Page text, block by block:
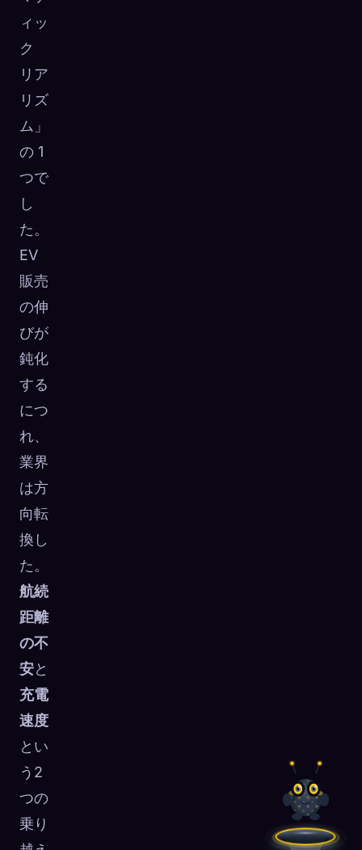
ィッ
ク
リア
リズ
ム」
の 1
つで
し
た。
EV
販売
の伸
びが
鈍化
する
につ
れ、
業界
は方
向転
換し
た。
航続
距離
の不
安と
充電
速度
とい
う2
つの
乗り